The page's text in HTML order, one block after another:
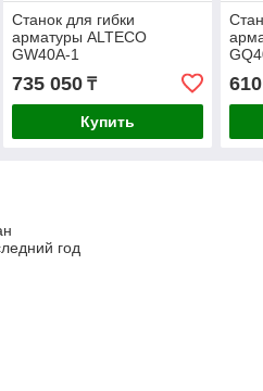
Станок для гибки
арматуры ALTECO
GW40A-1
735 050₸
Купить
год